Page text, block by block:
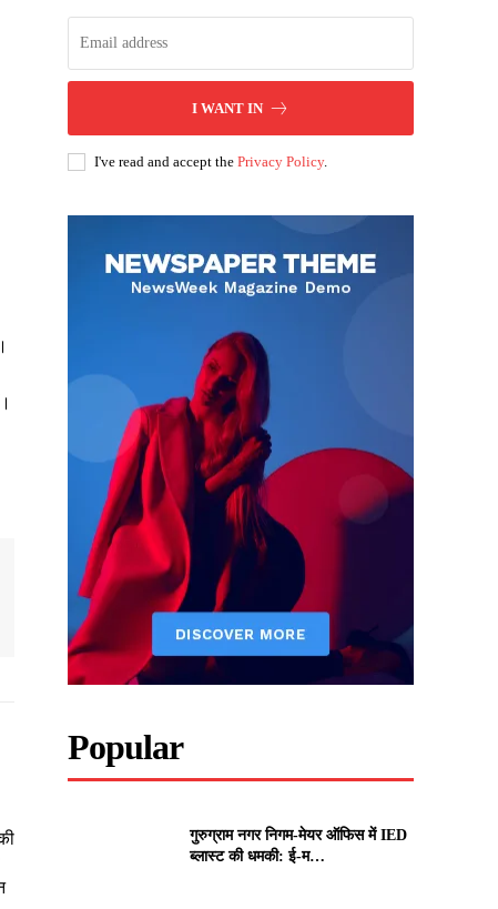
I WANT IN
I've read and accept thePrivacy Policy.
Popular
गुरुग्राम नगर निगम-मेयर ऑफिस में IED
ब्लास्ट की धमकी: ई-म…